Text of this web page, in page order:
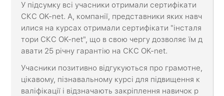
У підсумку всі учасники отримали сертифікати
СКС OK-net. А, компанії, представники яких навч
илися на курсах отримали сертифікати "інсталя
тори СКС OK-net", що в свою чергу дозволяє їм д
авати 25 річну гарантію на СКС OK-net.
Учасники позитивно відгукуються про грамотне,
цікавому, пізнавальному курсі для підвищення к
валіфікації і відзначають закріплення навичок р